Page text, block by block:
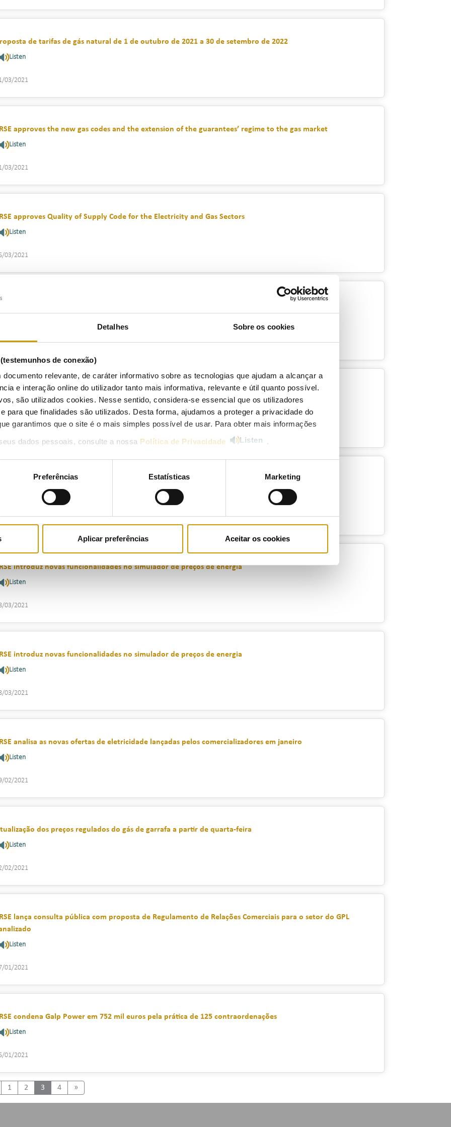
Detalhes Sobre os cookies
de conexão)
relevante, de caráter informativo sobre as tecnologias que ajudam a alcançar a
e interação online do utilizador tanto mais informativa, relevante e útil quanto possível.
são utilizados cookies. Nesse sentido, considera-se essencial que os utilizadores
para que finalidades são utilizados. Desta forma, ajudamos a proteger a privacidade do
garantimos que o site é o mais simples possível de usar. Para obter mais informações
dados pessoais, consulte a nossa Política de Privacidade Listen .
Preferências Estatísticas Marketing
Aplicar preferências Aceitar os cookies
de tarifas de gás natural de 1 de outubro de 2021 a 30 de setembro de 2022
Listen
03/2021
approves the new gas codes and the extension of the guarantees’ regime to the gas market
Listen
03/2021
approves Quality of Supply Code for the Electricity and Gas Sectors
Listen
03/2021
03/2021
na plataforma MIBGAS de produtos com entrega em Portugal arranca hoje
03/2021
lança guia informativo para consumidores vulneráveis de eletricidade
03/2021
introduz novas funcionalidades no simulador de preços de energia
Listen
03/2021
introduz novas funcionalidades no simulador de preços de energia
Listen
03/2021
analisa as novas ofertas de eletricidade lançadas pelos comercializadores em janeiro
Listen
02/2021
dos preços regulados do gás de garrafa a partir de quarta-feira
Listen
02/2021
lança consulta pública com proposta de Regulamento de Relações Comerciais para o setor do GPL
Listen
01/2021
condena Galp Power em 752 mil euros pela prática de 125 contraordenações
Listen
01/2021
1 2 3 4 »Next